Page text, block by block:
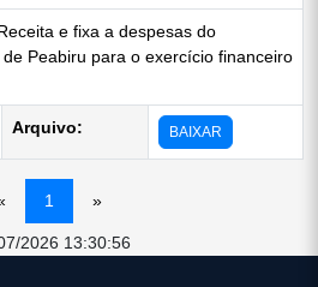
e fixa a despesas do
Peabiru para o exercício financeiro
Arquivo: BAIXAR
1 »
2026 13:30:56